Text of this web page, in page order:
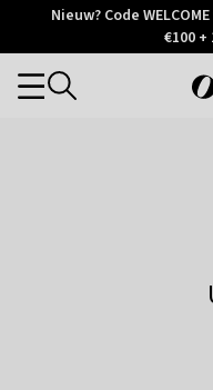
Otrium
Trustpilot
Nieuw? Code
€100
Categories